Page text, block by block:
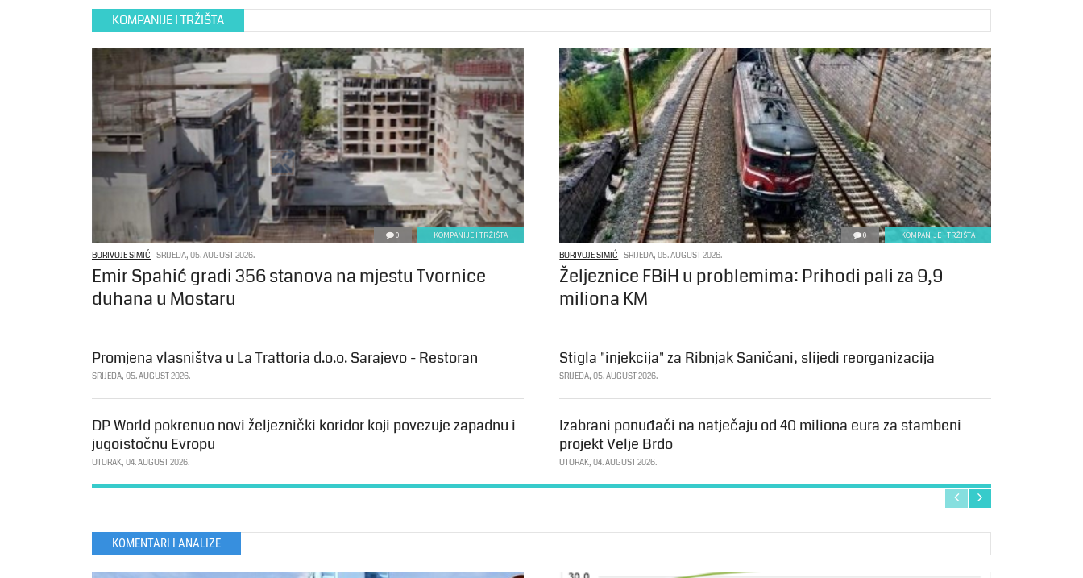
KOMPANIJE I TRŽIŠTA
0 KOMPANIJE I TRŽIŠTA
BORIVOJE SIMIĆ SRIJEDA, 05. AUGUST 2026.
Emir Spahić gradi 356 stanova na mjestu Tvornice
duhana u Mostaru
0 KOMPANIJE I TRŽIŠTA
BORIVOJE SIMIĆ SRIJEDA, 05. AUGUST 2026.
Željeznice FBiH u problemima: Prihodi pali za 9,9
miliona KM
Promjena vlasništva u La Trattoria d.o.o. Sarajevo - Restoran
SRIJEDA, 05. AUGUST 2026.
Stigla "injekcija" za Ribnjak Saničani, slijedi reorganizacija
SRIJEDA, 05. AUGUST 2026.
DP World pokrenuo novi željeznički koridor koji povezuje zapadnu i
jugoistočnu Evropu
UTORAK, 04. AUGUST 2026.
Izabrani ponuđači na natječaju od 40 miliona eura za stambeni
projekt Velje Brdo
UTORAK, 04. AUGUST 2026.
KOMENTARI I ANALIZE